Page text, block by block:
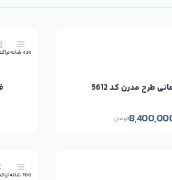
طرح مدرن کد 5612
تومان
420 شانه تراکم
700 شانه تراکم